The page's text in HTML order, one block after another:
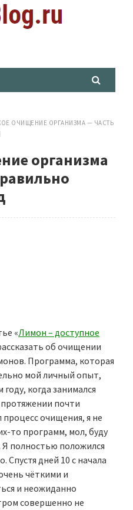
ОЧИЩЕНИЕ ОРГАНИЗМА — ЧАСТЬ
организма
«Лимон – доступное
об очищении
Программа, которая
мой личный опыт,
когда занимался
почти
очищения, я не
то программ, мол, буду
полностью положился
Спустя дней 10 с начала
чёткими и
и неожиданно
совершенно не